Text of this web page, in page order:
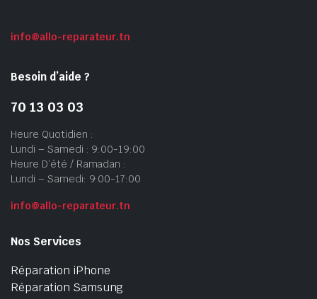
info@allo-reparateur.tn
Besoin d’aide ?
70 13 03 03
Heure Quotidien :
Lundi – Samedi : 9:00-19:00
Heure D’été / Ramadan :
Lundi – Samedi: 9:00-17:00
info@allo-reparateur.tn
Nos Services
Réparation iPhone
Réparation Samsung